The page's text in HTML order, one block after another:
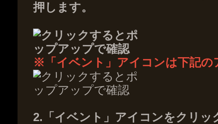
押します。
※「イベント」アイコンは下記の
2.「イベント」アイコンをクリ